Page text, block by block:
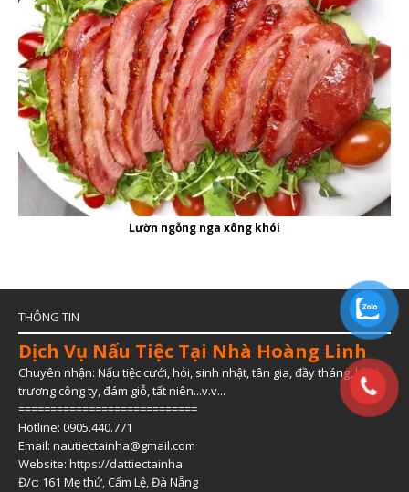
Lườn ngỗng nga xông khói
THÔNG TIN
Dịch Vụ Nấu Tiệc Tại Nhà Hoàng Linh
Chuyên nhận: Nấu tiệc cưới, hỏi, sinh nhật, tân gia, đầy tháng, khai
trương công ty, đám giỗ, tất niên...v.v...
============================
Hotline: 0905.440.771
Email: nautiectainha@gmail.com
Website: https://dattiectainha
Đ/c: 161 Mẹ thứ, Cẩm Lệ, Đà Nẵng